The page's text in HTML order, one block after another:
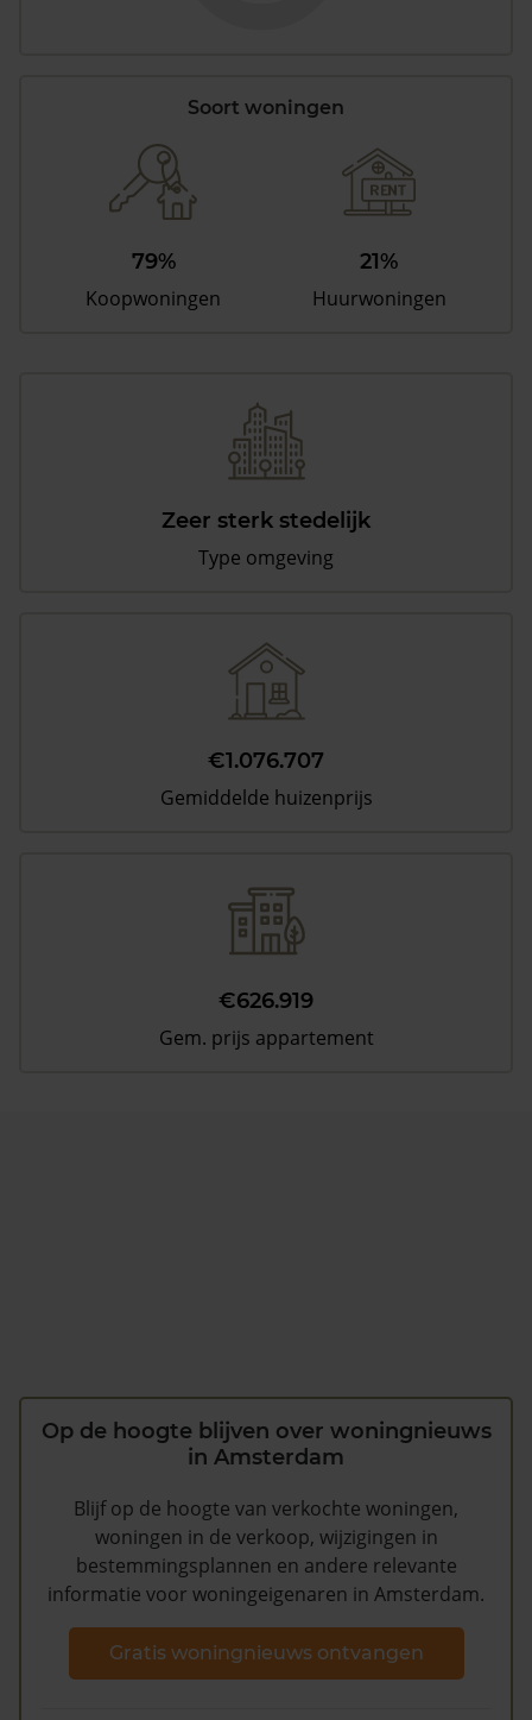
Soort woningen
79%
Koopwoningen
21%
Huurwoningen
Zeer sterk stedelijk
Type omgeving
€1.076.707
Gemiddelde huizenprijs
€626.919
Gem. prijs appartement
Op de hoogte blijven over woningnieuws
in Amsterdam
Blijf op de hoogte van verkochte woningen,
woningen in de verkoop, wijzigingen in
bestemmingsplannen en andere relevante
informatie voor woningeigenaren in Amsterdam.
Gratis woningnieuws ontvangen